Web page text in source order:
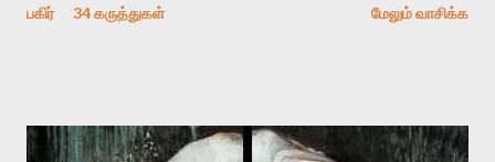
பதிவை படித்த நண்பர்கள் பலரும் அவருக்காக இரக்கப்பட்டார்கள்.
தனது இணையதளத்திலே தொடர்ந்து பதிவு செய்கிறார். உயிர்மை
பகிர் 34 கருத்துகள் மேலும் வாசிக்க